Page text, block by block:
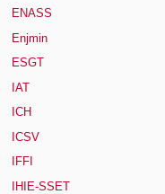
ENASS
Enjmin
ESGT
IAT
ICH
ICSV
IFFI
IHIE-SSET